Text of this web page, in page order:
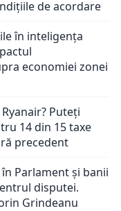
de acordare
în inteligența
economiei zonei
Puteți
14 din 15 taxe
precedent
Parlament și banii
disputei.
Grindeanu